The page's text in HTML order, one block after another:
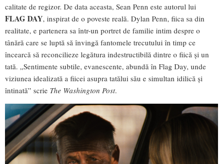
calitate de regizor. De data aceasta, Sean Penn este autorul lui
FLAG DAY, inspirat de o poveste reală. Dylan Penn, fiica sa din
realitate, e partenera sa într-un portret de familie intim despre o
tânără care se luptă să învingă fantomele trecutului în timp ce
încearcă să reconcilieze legătura indestructibilă dintre o fiică și un
tată. „Sentimente subtile, evanescente, abundă în Flag Day, unde
viziunea idealizată a fiicei asupra tatălui său e simultan idilică și
întinată” scrie The Washington Post.